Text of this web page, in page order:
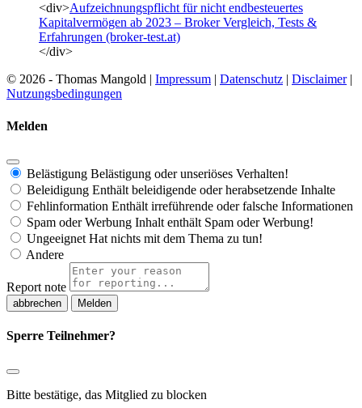
<div>Aufzeichnungspflicht für nicht endbesteuertes
Kapitalvermögen ab 2023 – Broker Vergleich, Tests &
Erfahrungen (broker-test.at)
</div>
© 2026 - Thomas Mangold | Impressum | Datenschutz | Disclaimer|
Nutzungsbedingungen
Melden
Belästigung Belästigung oder unseriöses Verhalten!
Beleidigung Enthält beleidigende oder herabsetzende Inhalte
Fehlinformation Enthält irreführende oder falsche Informationen
Spam oder Werbung Inhalt enthält Spam oder Werbung!
Ungeeignet Hat nichts mit dem Thema zu tun!
Andere
Report note
Melden
Sperre Teilnehmer?
Bitte bestätige, das Mitglied zu blocken